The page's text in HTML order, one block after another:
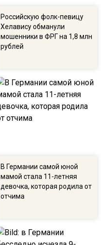
Российскую фолк-певицу
Хелавису обманули
мошенники в ФРГ на 1,8 млн
рублей
В Германии самой юной
мамой стала 11-летняя
девочка, которая родила от
отчима